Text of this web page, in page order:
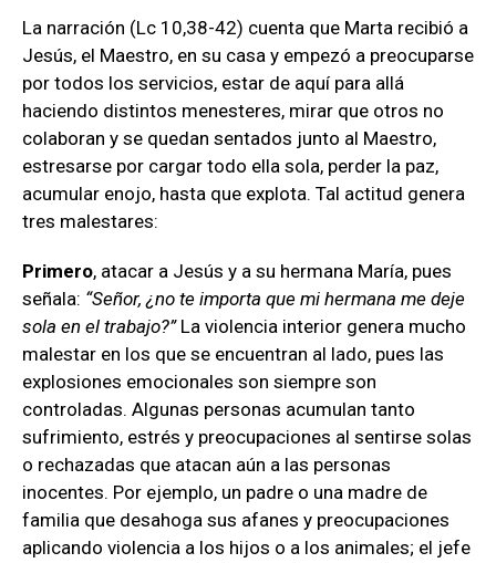
La narración (Lc 10,38-42) cuenta que Marta recibió a
Jesús, el Maestro, en su casa y empezó a preocuparse
por todos los servicios, estar de aquí para allá
haciendo distintos menesteres, mirar que otros no
colaboran y se quedan sentados junto al Maestro,
estresarse por cargar todo ella sola, perder la paz,
acumular enojo, hasta que explota. Tal actitud genera
tres malestares:
Primero, atacar a Jesús y a su hermana María, pues
señala: “Señor, ¿no te importa que mi hermana me deje
sola en el trabajo?”La violencia interior genera mucho
malestar en los que se encuentran al lado, pues las
explosiones emocionales son siempre son
controladas. Algunas personas acumulan tanto
sufrimiento, estrés y preocupaciones al sentirse solas
o rechazadas que atacan aún a las personas
inocentes. Por ejemplo, un padre o una madre de
familia que desahoga sus afanes y preocupaciones
aplicando violencia a los hijos o a los animales; el jefe